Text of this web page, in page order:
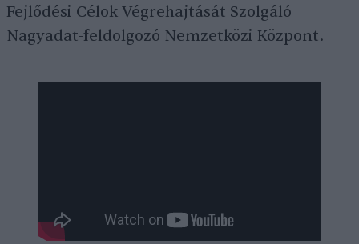
Fejlődési Célok Végrehajtását Szolgáló
Nagyadat-feldolgozó Nemzetközi Központ.